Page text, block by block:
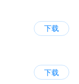
下载
下载